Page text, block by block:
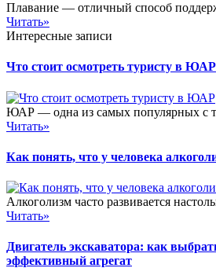
Плавание — отличный способ
Читать»
Интересные записи
Что стоит осмотреть туристу в ЮАР
ЮАР — одна из самых популярных с
Читать»
Как понять, что у человека
Алкоголизм часто развивается
Читать»
Двигатель экскаватора: как
эффективный агрегат